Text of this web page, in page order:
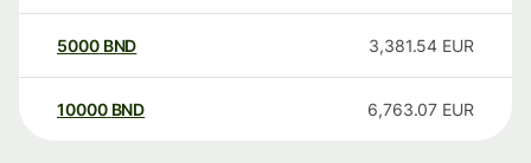
5000 BND 3,381.54 EUR
10000 BND 6,763.07 EUR